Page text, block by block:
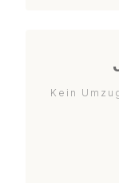
Kein